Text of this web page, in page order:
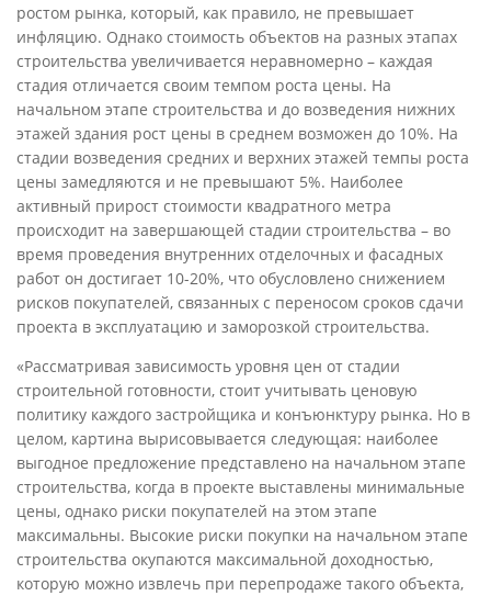
ростом рынка, который, как правило, не превышает
инфляцию. Однако стоимость объектов на разных этапах
строительства увеличивается неравномерно – каждая
стадия отличается своим темпом роста цены. На
начальном этапе строительства и до возведения нижних
этажей здания рост цены в среднем возможен до 10%. На
стадии возведения средних и верхних этажей темпы роста
цены замедляются и не превышают 5%. Наиболее
активный прирост стоимости квадратного метра
происходит на завершающей стадии строительства – во
время проведения внутренних отделочных и фасадных
работ он достигает 10-20%, что обусловлено снижением
рисков покупателей, связанных с переносом сроков сдачи
проекта в эксплуатацию и заморозкой строительства.
«Рассматривая зависимость уровня цен от стадии
строительной готовности, стоит учитывать ценовую
политику каждого застройщика и конъюнктуру рынка. Но в
целом, картина вырисовывается следующая: наиболее
выгодное предложение представлено на начальном этапе
строительства, когда в проекте выставлены минимальные
цены, однако риски покупателей на этом этапе
максимальны. Высокие риски покупки на начальном этапе
строительства окупаются максимальной доходностью,
которую можно извлечь при перепродаже такого объекта,